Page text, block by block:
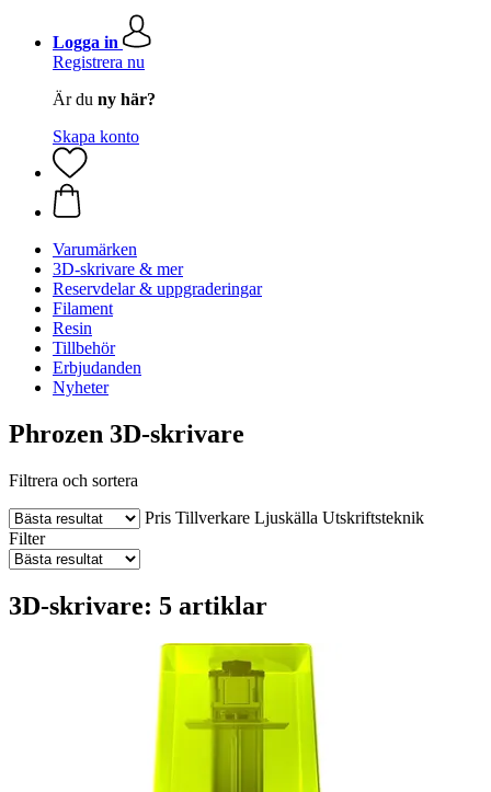
Logga in
Registrera nu
Är du ny här?
Skapa konto
Varumärken
3D-skrivare & mer
Reservdelar & uppgraderingar
Filament
Resin
Tillbehör
Erbjudanden
Nyheter
Phrozen 3D-skrivare
Filtrera och sortera
Pris Tillverkare Ljuskälla Utskriftsteknik
Filter
3D-skrivare: 5 artiklar